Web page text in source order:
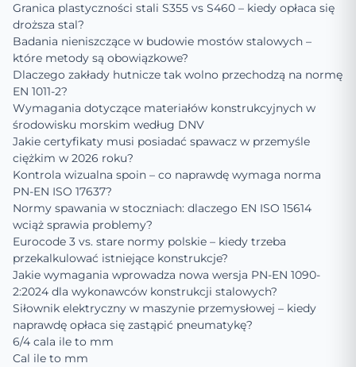
Granica plastyczności stali S355 vs S460 – kiedy opłaca się
droższa stal?
Badania nieniszczące w budowie mostów stalowych –
które metody są obowiązkowe?
Dlaczego zakłady hutnicze tak wolno przechodzą na normę
EN 1011-2?
Wymagania dotyczące materiałów konstrukcyjnych w
środowisku morskim według DNV
Jakie certyfikaty musi posiadać spawacz w przemyśle
ciężkim w 2026 roku?
Kontrola wizualna spoin – co naprawdę wymaga norma
PN-EN ISO 17637?
Normy spawania w stoczniach: dlaczego EN ISO 15614
wciąż sprawia problemy?
Eurocode 3 vs. stare normy polskie – kiedy trzeba
przekalkulować istniejące konstrukcje?
Jakie wymagania wprowadza nowa wersja PN-EN 1090-
2:2024 dla wykonawców konstrukcji stalowych?
Siłownik elektryczny w maszynie przemysłowej – kiedy
naprawdę opłaca się zastąpić pneumatykę?
6/4 cala ile to mm
Cal ile to mm